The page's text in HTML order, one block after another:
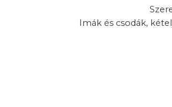
Imák és csodák,